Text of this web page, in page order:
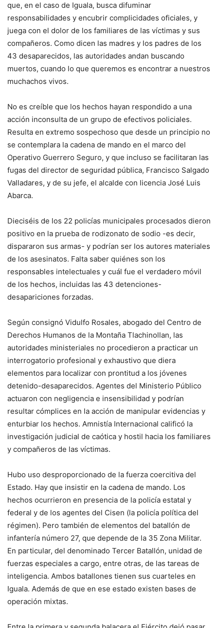
que, en el caso de Iguala, busca difuminar
responsabilidades y encubrir complicidades oficiales, y
juega con el dolor de los familiares de las víctimas y sus
compañeros. Como dicen las madres y los padres de los
43 desaparecidos, las autoridades andan buscando
muertos, cuando lo que queremos es encontrar a nuestros
muchachos vivos.
No es creíble que los hechos hayan respondido a una
acción inconsulta de un grupo de efectivos policiales.
Resulta en extremo sospechoso que desde un principio no
se contemplara la cadena de mando en el marco del
Operativo Guerrero Seguro, y que incluso se facilitaran las
fugas del director de seguridad pública, Francisco Salgado
Valladares, y de su jefe, el alcalde con licencia José Luis
Abarca.
Dieciséis de los 22 policías municipales procesados dieron
positivo en la prueba de rodizonato de sodio -es decir,
dispararon sus armas- y podrían ser los autores materiales
de los asesinatos. Falta saber quiénes son los
responsables intelectuales y cuál fue el verdadero móvil
de los hechos, incluidas las 43 detenciones-
desapariciones forzadas.
Según consignó Vidulfo Rosales, abogado del Centro de
Derechos Humanos de la Montaña Tlachinollan, las
autoridades ministeriales no procedieron a practicar un
interrogatorio profesional y exhaustivo que diera
elementos para localizar con prontitud a los jóvenes
detenido-desaparecidos. Agentes del Ministerio Público
actuaron con negligencia e insensibilidad y podrían
resultar cómplices en la acción de manipular evidencias y
enturbiar los hechos. Amnistía Internacional calificó la
investigación judicial de caótica y hostil hacia los familiares
y compañeros de las víctimas.
Hubo uso desproporcionado de la fuerza coercitiva del
Estado. Hay que insistir en la cadena de mando. Los
hechos ocurrieron en presencia de la policía estatal y
federal y de los agentes del Cisen (la policía política del
régimen). Pero también de elementos del batallón de
infantería número 27, que depende de la 35 Zona Militar.
En particular, del denominado Tercer Batallón, unidad de
fuerzas especiales a cargo, entre otras, de las tareas de
inteligencia. Ambos batallones tienen sus cuarteles en
Iguala. Además de que en ese estado existen bases de
operación mixtas.